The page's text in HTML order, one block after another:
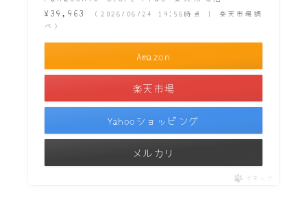
¥39,963
（2026/06/24 19:56時点 | 楽天市場調
べ）
Amazon
楽天市場
Yahooショッピング
メルカリ
ポチップ